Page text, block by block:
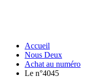
Accueil
Nous Deux
Achat au numéro
Le n°4045